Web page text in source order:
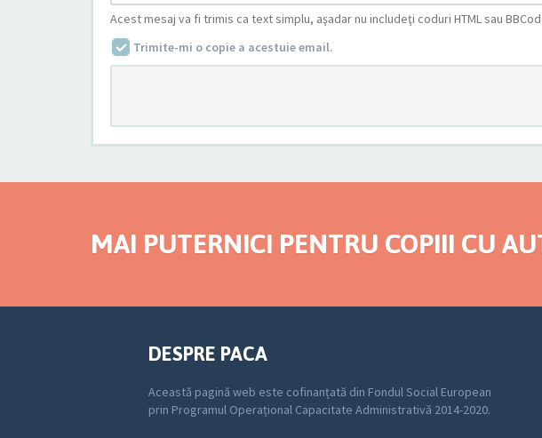
Acest mesaj va fi trimis ca text simplu, aşadar nu includeţi coduri HTML sau
Trimite-mi o copie a acestuie email.
MAI PUTERNICI PENTRU COPIII CU
DESPRE PACA
Această pagină web este cofinanțată din Fondul Social European
prin Programul Operațional Capacitate Administrativă 2014-2020.